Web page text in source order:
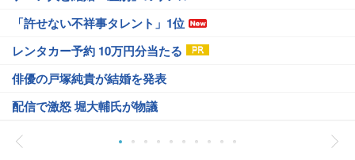
「許せない不祥事タレント」1位
レンタカー予約 10万円分当たる
俳優の戸塚純貴が結婚を発表
配信で激怒 堀大輔氏が物議